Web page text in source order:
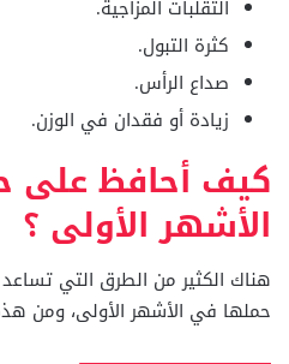
التقلبات المزاجية.
كثرة التبول.
صداع الرأس.
زيادة أو فقدان في الوزن.
كيف أحافظ
الأشهر الأولى ؟
هناك الكثير من الطرق التي
حملها في الأشهر الأولى، ومن